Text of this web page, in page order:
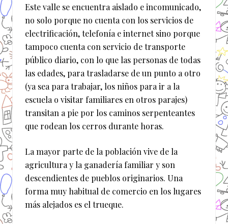
Este valle se encuentra aislado e incomunicado,
no solo porque no cuenta con los servicios de
electrificación, telefonía e internet sino porque
tampoco cuenta con servicio de transporte
público diario, con lo que las personas de todas
las edades, para trasladarse de un punto a otro
(ya sea para trabajar, los niños para ir a la
escuela o visitar familiares en otros parajes)
transitan a pie por los caminos serpenteantes
que rodean los cerros durante horas.
La mayor parte de la población vive de la
agricultura y la ganadería familiar y son
descendientes de pueblos originarios. Una
forma muy habitual de comercio en los lugares
más alejados es el trueque.